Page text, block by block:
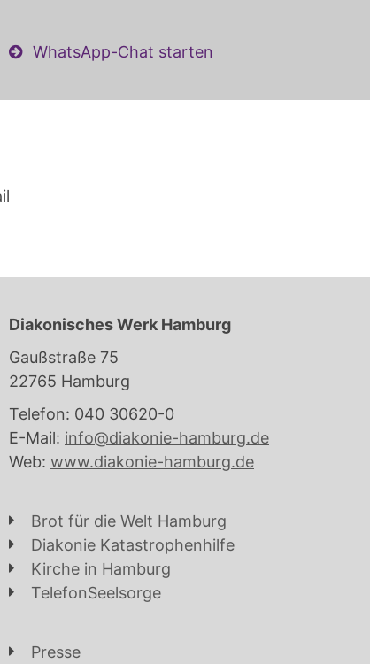
WhatsApp-Chat starten
Diakonisches Werk Hamburg
Gaußstraße 75
22765 Hamburg
Telefon: 040 30620-0
E-Mail: info@diakonie-hamburg.de
Web: www.diakonie-hamburg.de
Brot für die Welt Hamburg
Diakonie Katastrophenhilfe
Kirche in Hamburg
TelefonSeelsorge
Presse